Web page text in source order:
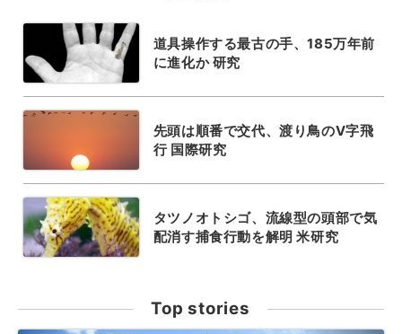
道具操作する最古の手、185万年前
に進化か 研究
先頭は順番で交代、渡り鳥のV字飛
行 国際研究
タツノオトシゴ、流線型の頭部で気
配消す捕食行動を解明 米研究
Top stories